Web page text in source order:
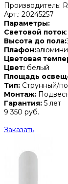
Производитель:
Арт.: 20245257
Параметры:
Световой поток
Высота до пола:
Плафон:
Цветовая
Цвет: белый
Площадь
Тип: Струнный/
Монтаж:
Гарантия: 5 лет
9 350 руб.
Заказать